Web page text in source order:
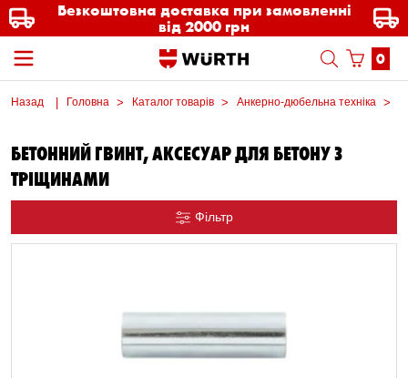
Безкоштовна доставка при замовленні
від 2000 грн
0
Назад Головна Каталог товарів Анкерно-дюбельна техніка
БЕТОННИЙ ГВИНТ, АКСЕСУАР ДЛЯ БЕТОНУ З
ТРІЩИНАМИ
Фільтр